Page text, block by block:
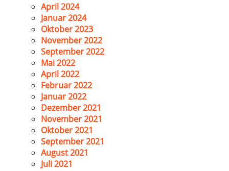
April 2024
Januar 2024
Oktober 2023
November 2022
September 2022
Mai 2022
April 2022
Februar 2022
Januar 2022
Dezember 2021
November 2021
Oktober 2021
September 2021
August 2021
Juli 2021